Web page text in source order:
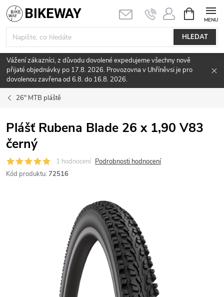
Přejít
na
obsah
HLEDAT
NÁKUPNÍ
KOŠÍK
Vážení zákazníci, z důvodu dovolené expedujeme všechny nově
přijaté objednávky po 17.8. 2026. Provozovna v Uhříněvsi je pro
dovolenou zavřena od 6.8. do 16.8. 2026.
26" MTB pláště
Plášť Rubena Blade 26 x 1,90 V83
černý
1 hodnocení Podrobnosti hodnocení
Kód produktu: 72516